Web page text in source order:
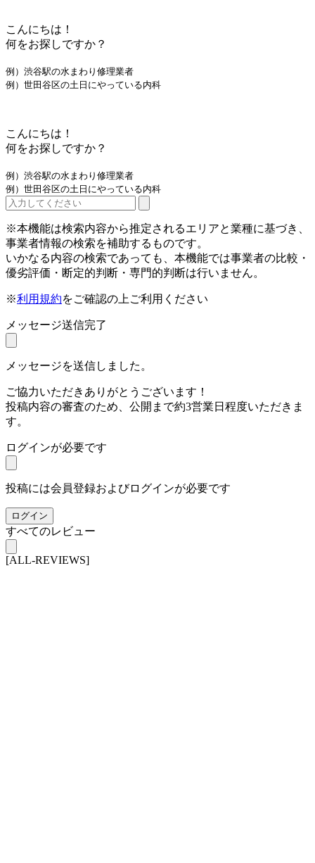
こんにちは！
何をお探しですか？
例）渋谷駅の水まわり修理業者
例）世田谷区の土日にやっている内科
こんにちは！
何をお探しですか？
例）渋谷駅の水まわり修理業者
例）世田谷区の土日にやっている内科
※本機能は検索内容から推定されるエリアと業種に基づき、
事業者情報の検索を補助するものです。
いかなる内容の検索であっても、本機能では事業者の比較・
優劣評価・断定的判断・専門的判断は行いません。
※利用規約をご確認の上ご利用ください
メッセージ送信完了
メッセージを送信しました。
ご協力いただきありがとうございます！
投稿内容の審査のため、公開まで約3営業日程度いただきま
す。
ログインが必要です
投稿には会員登録およびログインが必要です
ログイン
すべてのレビュー
[ALL-REVIEWS]